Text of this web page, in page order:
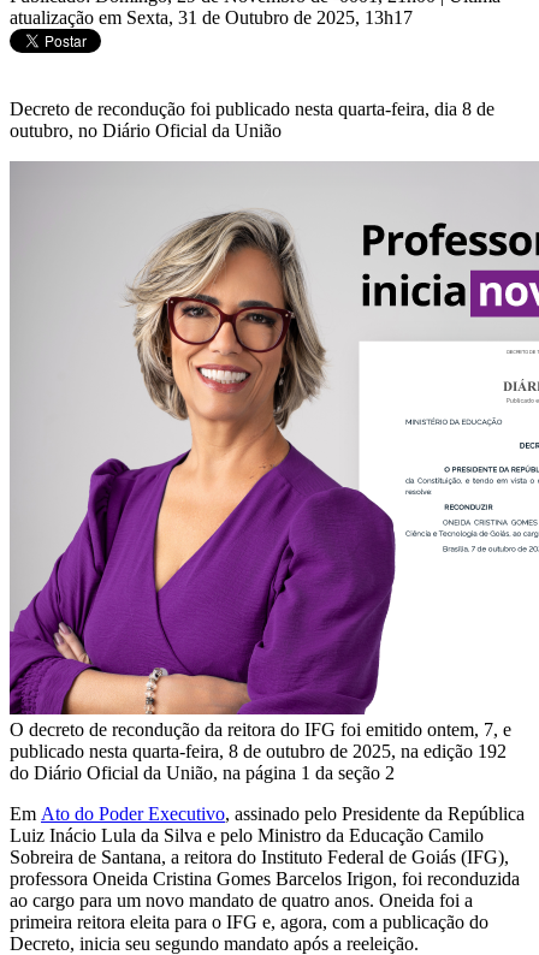
atualização em Sexta, 31 de Outubro de 2025, 13h17
Decreto de recondução foi publicado nesta quarta-feira, dia 8 de
outubro, no Diário Oficial da União
O decreto de recondução da reitora do IFG foi emitido ontem, 7, e
publicado nesta quarta-feira, 8 de outubro de 2025, na edição 192
do Diário Oficial da União, na página 1 da seção 2
Em Ato do Poder Executivo, assinado pelo Presidente da República
Luiz Inácio Lula da Silva e pelo Ministro da Educação Camilo
Sobreira de Santana, a reitora do Instituto Federal de Goiás (IFG),
professora Oneida Cristina Gomes Barcelos Irigon, foi reconduzida
ao cargo para um novo mandato de quatro anos. Oneida foi a
primeira reitora eleita para o IFG e, agora, com a publicação do
Decreto, inicia seu segundo mandato após a reeleição.